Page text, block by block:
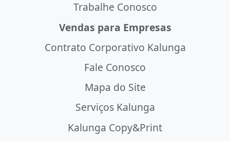
Trabalhe Conosco
Vendas para Empresas
Contrato Corporativo Kalunga
Fale Conosco
Mapa do Site
Serviços Kalunga
Kalunga Copy&Print